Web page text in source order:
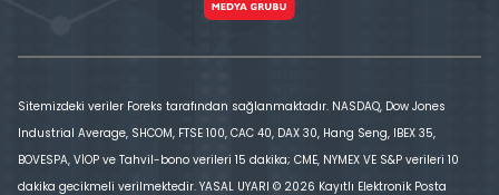
Sitemizdeki veriler Foreks tarafından sağlanmaktadır. NASDAQ, Dow Jones
Industrial Average, SHCOM, FTSE 100, CAC 40, DAX 30, Hang Seng, IBEX 35,
BOVESPA, VİOP ve Tahvil-bono verileri 15 dakika; CME, NYMEX VE S&P verileri 10
dakika gecikmeli verilmektedir. YASAL UYARI © 2026 Kayıtlı Elektronik Posta